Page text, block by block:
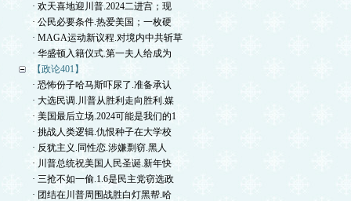
· 欢天喜地迎川普.2024二进宫；现
· 公民必要条件.热爱美国；一枚硬
· MAGA运动新议程.对境内中共斩草
· 华盛顿入籍仪式.第一夫人给成为
【政论401】
· 恐怖份子哈马斯吓尿了.准备承认
· 大选民调.川普从胜利走向胜利.媒
· 美国最后立场.2024可能是我们的1
· 挑战人类逻辑.仇恨种子在大学校
· 反犹主义.同性恋.涉嫌剽窃.黑人
· 川普总统祝美国人民圣诞.新年快
· 三抢不如一偷.1.6是民主党窃选政
· 团结在川普周围战胜白灯黑帮.哈